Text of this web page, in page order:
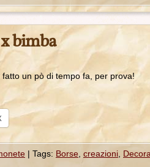
bimba
fatto un pò di tempo fa, per
| Tags: Borse creazioni